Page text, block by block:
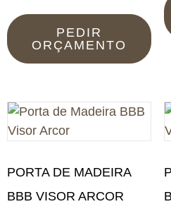
PEDIR
ORÇAMENTO
PORTA DE MADEIRA
BBB VISOR ARCOR